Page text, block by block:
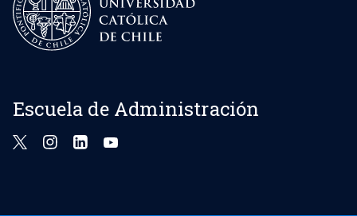
Escuela de Administración